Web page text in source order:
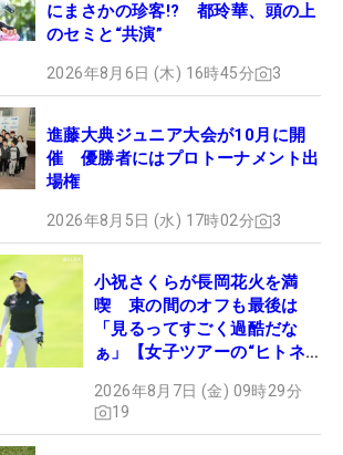
にまさかの珍客!? 都玲華、頭の上
のセミと“共演”
2026年8月6日 (木) 16時45分 3
進藤大典ジュニア大会が10月に開
催 優勝者にはプロトーナメント出
場権
2026年8月5日 (水) 17時02分 3
小祝さくらが長岡花火を満
喫 束の間のオフも最後は
「見るってすごく過酷だな
ぁ」【女子ツアーの“ヒトネ
2026年8月7日 (金) 09時29分
19